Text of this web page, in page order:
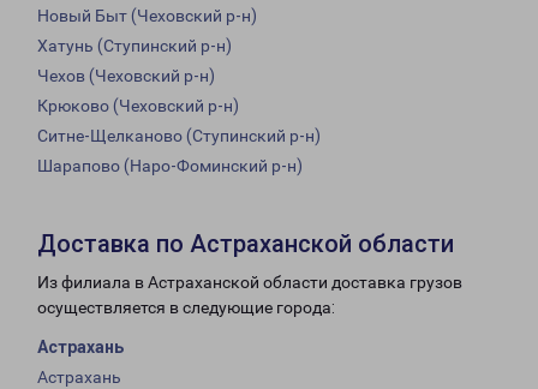
Новый Быт (Чеховский р-н)
Хатунь (Ступинский р-н)
Чехов (Чеховский р-н)
Крюково (Чеховский р-н)
Ситне-Щелканово (Ступинский р-н)
Шарапово (Наро-Фоминский р-н)
Доставка по Астраханской области
Из филиала в Астраханской области доставка грузов
осуществляется в следующие города:
Астрахань
Астрахань